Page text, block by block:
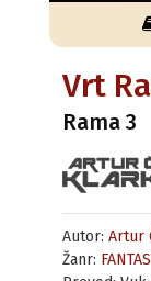
Vrt
Rama 3
Autor: Artur
Žanr: